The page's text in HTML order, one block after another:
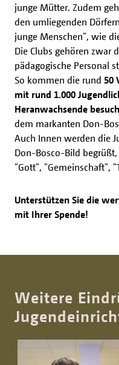
junge Mütter. Zudem
den umliegenden
junge Menschen", wie
Die Clubs gehören zwar
pädagogische Personal
So kommen die rund 50
mit rund 1.000
Heranwachsende
dem markanten Don-
Auch Innen werden die
Don-Bosco-Bild
"Gott", "Gemeinschaft",
Unterstützen Sie die
mit Ihrer Spende!
Weitere